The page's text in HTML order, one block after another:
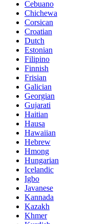
Cebuano
Chichewa
Corsican
Croatian
Dutch
Estonian
Filipino
Finnish
Frisian
Galician
Georgian
Gujarati
Haitian
Hausa
Hawaiian
Hebrew
Hmong
Hungarian
Icelandic
Igbo
Javanese
Kannada
Kazakh
Khmer